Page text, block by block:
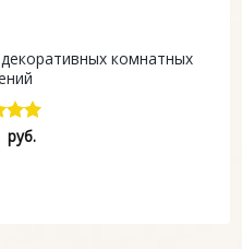
комнатных
руб.